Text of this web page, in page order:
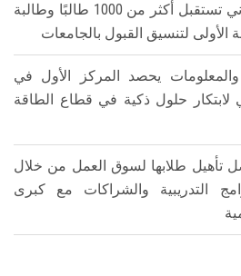
معامل التنسيق الإلكتروني تستقبل أكثر من 1000 طالبًا وطالبة
الأولى لتنسيق القبول بالجامعات
يحصد المركز الأول في
لابتكار حلول ذكية في قطاع الطاقة
طلابها لسوق العمل من خلال
التدريبية والشراكات مع كبرى